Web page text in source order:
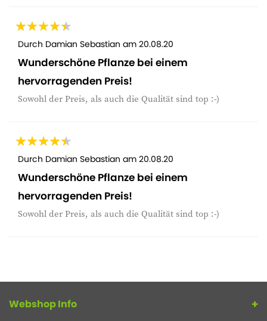
Durch Damian Sebastian am 20.08.20
Wunderschöne Pflanze bei einem
hervorragenden Preis!
Sowohl der Preis, als auch die Qualität sind top :-)
Durch Damian Sebastian am 20.08.20
Wunderschöne Pflanze bei einem
hervorragenden Preis!
Sowohl der Preis, als auch die Qualität sind top :-)
Webshop Info